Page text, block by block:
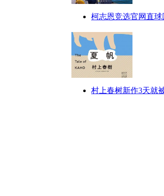
柯志恩竞选官网直球
村上春树新作3天就